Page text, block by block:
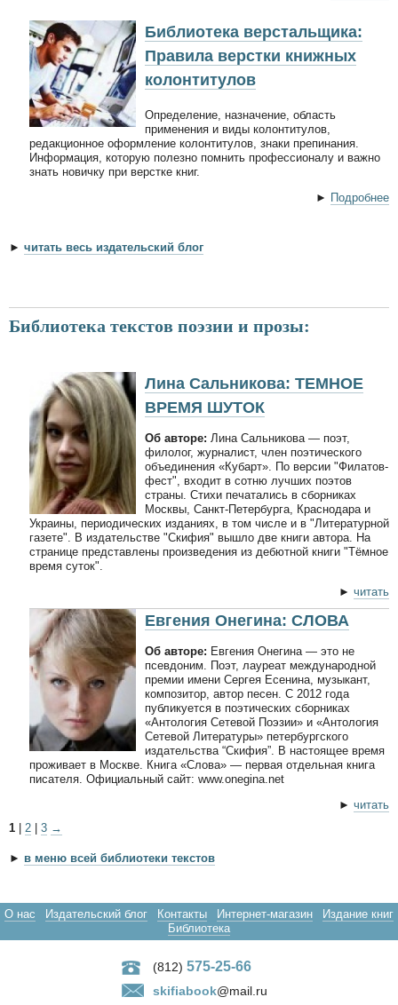
Библиотека верстальщика:
Правила верстки книжных
колонтитулов
Определение, назначение, область
применения и виды колонтитулов,
редакционное оформление колонтитулов, знаки препинания.
Информация, которую полезно помнить профессионалу и важно
знать новичку при верстке книг.
► Подробнее
► читать весь издательский блог
Библиотека текстов поэзии и прозы:
Лина Сальникова: ТЕМНОЕ
ВРЕМЯ ШУТОК
Об авторе: Лина Сальникова — поэт,
филолог, журналист, член поэтического
объединения «Кубарт». По версии "Филатов-
фест", входит в сотню лучших поэтов
страны. Стихи печатались в сборниках
Москвы, Санкт-Петербурга, Краснодара и
Украины, периодических изданиях, в том числе и в "Литературной
газете". В издательстве "Скифия" вышло две книги автора. На
странице представлены произведения из дебютной книги "Тёмное
время суток".
► читать
Евгения Онегина: СЛОВА
Об авторе: Евгения Онегина — это не
псевдоним. Поэт, лауреат международной
премии имени Сергея Есенина, музыкант,
композитор, автор песен. С 2012 года
публикуется в поэтических сборниках
«Антология Сетевой Поэзии» и «Антология
Сетевой Литературы» петербургского
издательства “Скифия”. В настоящее время
проживает в Москве. Книга «Слова» — первая отдельная книга
писателя. Официальный сайт: www.onegina.net
► читать
1
2 3 →
► в меню всей библиотеки текстов
О нас Издательский блог Контакты Интернет-магазин
Издание книг
Библиотека
(812) 575-25-66
skifiabook@mail.ru